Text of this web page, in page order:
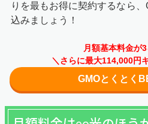
りを最もお得に契約するなら
込みましょう！
月額基本料金が3
＼さらに最大114,000円
GMOとくとく